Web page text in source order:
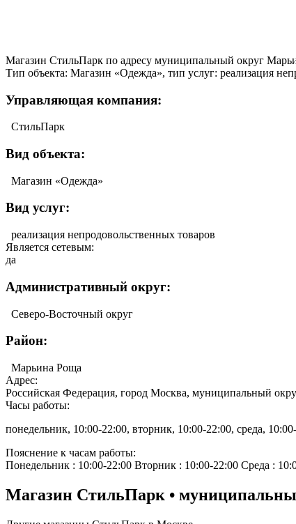
Магазин СтильПарк по адресу муниципальный округ
Тип объекта: Магазин «Одежда», тип услуг: реализация
Управляющая компания:
СтильПарк
Вид объекта:
Магазин «Одежда»
Вид услуг:
реализация непродовольственных товаров
Является сетевым:
да
Административный округ:
Северо-Восточный округ
Район:
Марьина Роща
Адрес:
Российская Федерация, город Москва, муниципальный
Часы работы:
понедельник, 10:00-22:00, вторник, 10:00-22:00, среда,
Пояснение к часам работы:
Понедельник : 10:00-22:00 Вторник : 10:00-22:00 Среда :
Магазин СтильПарк •